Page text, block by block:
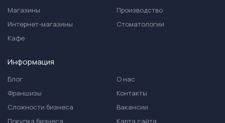
Магазины
Интернет-магазины
Кафе
Производство
Стоматологии
Информация
Блог
Франшизы
Сложности бизнеса
Покупка бизнеса
О нас
Контакты
Вакансии
Карта сайта